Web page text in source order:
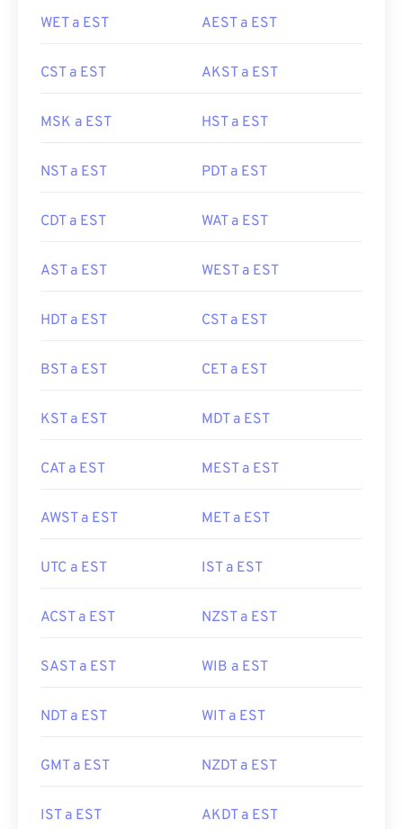
WET a EST AEST a EST
CST a EST AKST a EST
MSK a EST HST a EST
NST a EST PDT a EST
CDT a EST WAT a EST
AST a EST WEST a EST
HDT a EST CST a EST
BST a EST CET a EST
KST a EST MDT a EST
CAT a EST MEST a EST
AWST a EST MET a EST
UTC a EST IST a EST
ACST a EST NZST a EST
SAST a EST WIB a EST
NDT a EST WIT a EST
GMT a EST NZDT a EST
IST a EST AKDT a EST